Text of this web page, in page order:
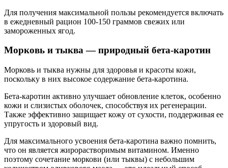
Для получения максимальной пользы рекомендуется включать
в ежедневный рацион 100-150 граммов свежих или
замороженных ягод.
Морковь и тыква — природный бета-каротин
Морковь и тыква нужны для здоровья и красоты кожи,
поскольку в них высокое содержание бета-каротина.
Бета-каротин активно улучшает обновление клеток, особенно
кожи и слизистых оболочек, способствуя их регенерации.
Также эффективно защищает кожу от сухости, поддерживая ее
упругость и здоровый вид.
Для максимального усвоения бета-каротина важно помнить,
что он является жирорастворимым витамином. Именно
поэтому сочетание моркови (или тыквы) с небольшим